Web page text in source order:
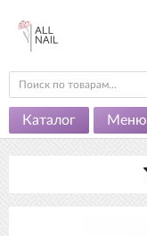
Каталог Меню